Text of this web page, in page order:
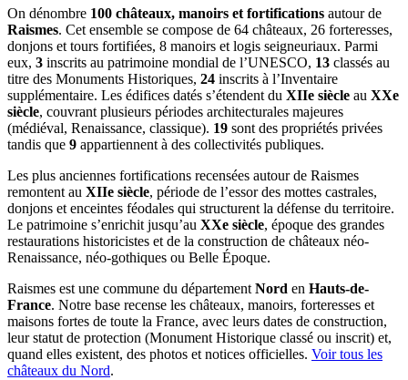
On dénombre 100 châteaux, manoirs et fortifications autour de
Raismes. Cet ensemble se compose de 64 châteaux, 26 forteresses,
donjons et tours fortifiées, 8 manoirs et logis seigneuriaux. Parmi
eux, 3 inscrits au patrimoine mondial de l’UNESCO, 13 classés au
titre des Monuments Historiques, 24 inscrits à l’Inventaire
supplémentaire. Les édifices datés s’étendent du XIIe siècle au XXe
siècle, couvrant plusieurs périodes architecturales majeures
(médiéval, Renaissance, classique). 19 sont des propriétés privées
tandis que 9 appartiennent à des collectivités publiques.
Les plus anciennes fortifications recensées autour de Raismes
remontent au XIIe siècle, période de l’essor des mottes castrales,
donjons et enceintes féodales qui structurent la défense du territoire.
Le patrimoine s’enrichit jusqu’au XXe siècle, époque des grandes
restaurations historicistes et de la construction de châteaux néo-
Renaissance, néo-gothiques ou Belle Époque.
Raismes est une commune du départementNord en Hauts-de-
France. Notre base recense les châteaux, manoirs, forteresses et
maisons fortes de toute la France, avec leurs dates de construction,
leur statut de protection (Monument Historique classé ou inscrit) et,
quand elles existent, des photos et notices officielles. Voir tous les
châteaux du Nord.